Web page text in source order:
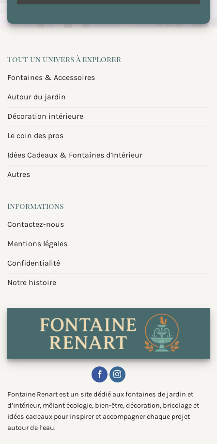
Tout un univers à explorer
Fontaines & Accessoires
Autour du jardin
Décoration intérieure
Le coin des pros
Idées Cadeaux & Fontaines d’Intérieur
Autres
Informations
Contactez-nous
Mentions légales
Confidentialité
Notre histoire
Fontaine Renart est un site dédié aux fontaines de jardin et
d’intérieur, mêlant écologie, bien-être, décoration, bricolage et
idées cadeaux pour inspirer et accompagner chaque projet
autour de l’eau.